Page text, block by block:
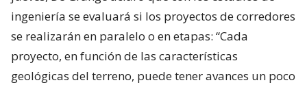
ingeniería se evaluará si los proyectos de corredores
se realizarán en paralelo o en etapas: “Cada
proyecto, en función de las características
geológicas del terreno, puede tener avances un poco